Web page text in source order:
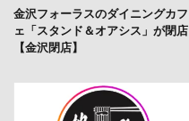
金沢フォーラスのダイニングカフ
ェ「スタンド＆オアシス」が閉店
【金沢閉店】